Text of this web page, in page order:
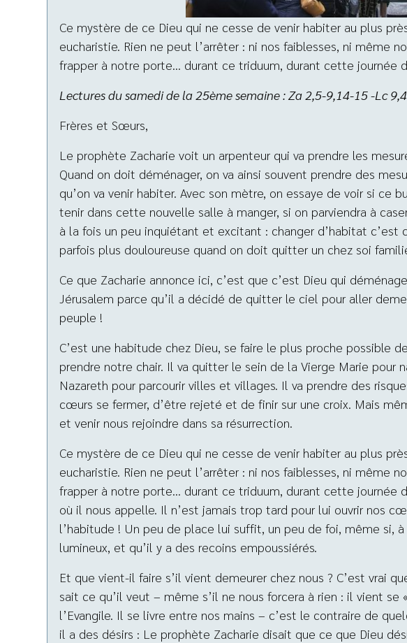
Ce mystère de ce Dieu qui ne cesse de venir habiter au plus
eucharistie. Rien ne peut l’arrêter : ni nos faiblesses, ni même
frapper à notre porte… durant ce triduum, durant cette journée
Lectures du samedi de la 25ème semaine : Za 2,5-9,14-15 -Lc
Frères et Sœurs,
Le prophète Zacharie voit un arpenteur qui va prendre les
Quand on doit déménager, on va ainsi souvent prendre des
qu’on va venir habiter. Avec son mètre, on essaye de voir si ce
tenir dans cette nouvelle salle à manger, si on parviendra à
à la fois un peu inquiétant et excitant : changer d’habitat c’est
parfois plus douloureuse quand on doit quitter un chez soi
Ce que Zacharie annonce ici, c’est que c’est Dieu qui
Jérusalem parce qu’il a décidé de quitter le ciel pour aller
peuple !
C’est une habitude chez Dieu, se faire le plus proche possible
prendre notre chair. Il va quitter le sein de la Vierge Marie pour
Nazareth pour parcourir villes et villages. Il va prendre des
cœurs se fermer, d’être rejeté et de finir sur une croix. Mais
et venir nous rejoindre dans sa résurrection.
Ce mystère de ce Dieu qui ne cesse de venir habiter au plus
eucharistie. Rien ne peut l’arrêter : ni nos faiblesses, ni même
frapper à notre porte… durant ce triduum, durant cette journée
où il nous appelle. Il n’est jamais trop tard pour lui ouvrir nos
l’habitude ! Un peu de place lui suffit, un peu de foi, même si,
lumineux, et qu’il y a des recoins empoussiérés.
Et que vient-il faire s’il vient demeurer chez nous ? C’est vrai
sait ce qu’il veut – même s’il ne nous forcera à rien : il vient se
l’Evangile. Il se livre entre nos mains – c’est le contraire de
il a des désirs : Le prophète Zacharie disait que ce que Dieu